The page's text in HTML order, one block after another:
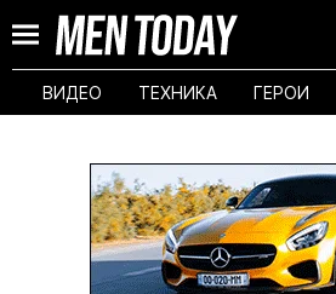
ВИДЕО ТЕХНИКА ГЕРОИ